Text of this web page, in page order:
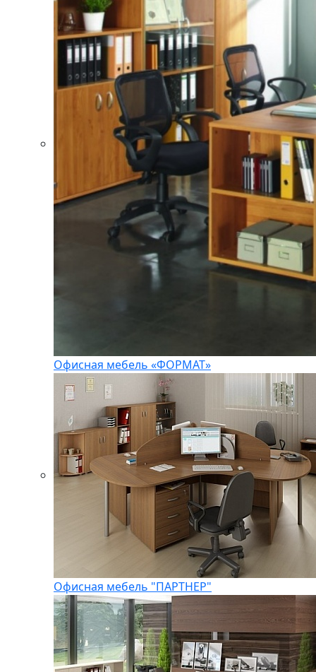
Офисная мебель «ФОРМАТ»
Офисная мебель "ПАРТНЕР"